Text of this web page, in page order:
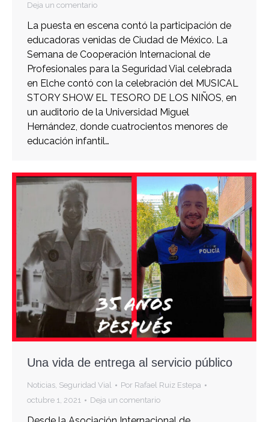
Deja un comentario
La puesta en escena contó la participación de
educadoras venidas de Ciudad de México. La
Semana de Cooperación Internacional de
Profesionales para la Seguridad Vial celebrada
en Elche contó con la celebración del MUSICAL
STORY SHOW EL TESORO DE LOS NIÑOS, en
un auditorio de la Universidad Miguel
Hernández, donde cuatrocientos menores de
educación infantil…
Una vida de entrega al servicio público
Noticias, Seguridad Vial Por Rafael Ruiz Estepa
octubre 1, 2021
Deja un comentario